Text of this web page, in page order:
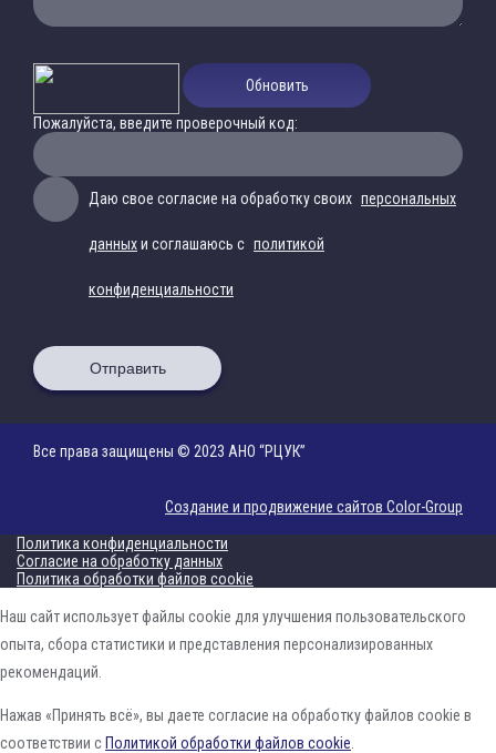
Обновить
Пожалуйста, введите проверочный код:
Даю свое согласие на обработку своих персональных
данныхи соглашаюсь с политикой
конфиденциальности
Отправить
Все права защищены © 2023 АНО “РЦУК”
Создание и продвижение сайтов Color-Group
Политика конфиденциальности
Согласие на обработку данных
Политика обработки файлов cookie
Наш сайт использует файлы cookie для улучшения пользовательского
опыта, сбора статистики и представления персонализированных
рекомендаций.
Нажав «Принять всё», вы даете согласие на обработку файлов cookie в
соответствии с Политикой обработки файлов cookie